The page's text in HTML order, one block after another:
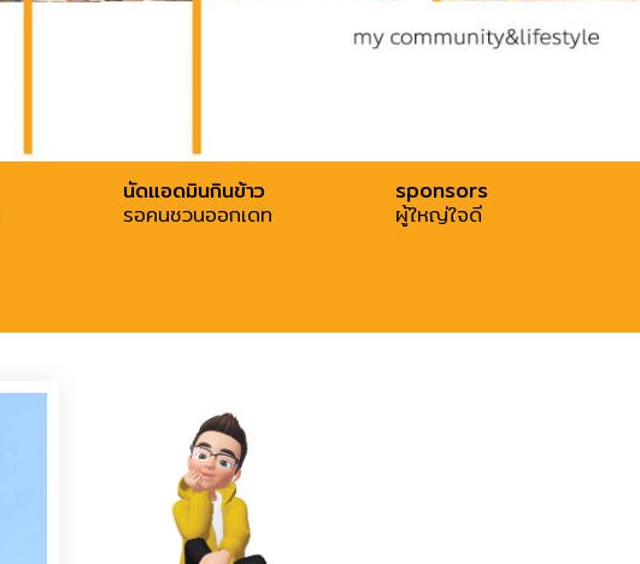
นัดแอดมินกินข้าว
รอคนชวนออกเดท
sponsors
ผู้ใหญ่ใจดี